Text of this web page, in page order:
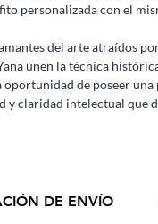
personalizada con el
del arte atraídos
unen la técnica
de poseer una
y claridad intelectual que
DE ENVÍO